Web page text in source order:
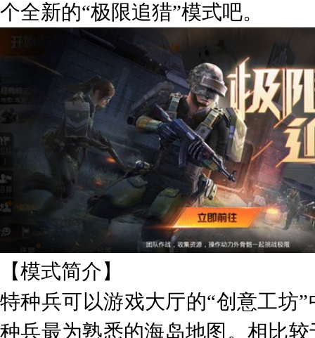
个全新的“极限追猎”模式吧。
【模式简介】
特种兵可以游戏大厅的“创意工坊
种兵最为熟悉的海岛地图。相比